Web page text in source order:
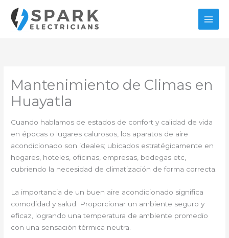
contenido
Mantenimiento de Climas en
Huayatla
Cuando hablamos de estados de confort y calidad de vida
en épocas o lugares calurosos, los aparatos de aire
acondicionado son ideales; ubicados estratégicamente en
hogares, hoteles, oficinas, empresas, bodegas etc,
cubriendo la necesidad de climatización de forma correcta.
La importancia de un buen aire acondicionado significa
comodidad y salud. Proporcionar un ambiente seguro y
eficaz, logrando una temperatura de ambiente promedio
con una sensación térmica neutra.